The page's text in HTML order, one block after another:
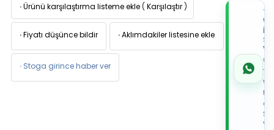
·Ürünü karşılaştırma listeme ekle ( Karşılaştır )
·Fiyatı düşünce bildir ·Aklımdakiler listesine ekle
· Stoga girince haber ver
İLE
de